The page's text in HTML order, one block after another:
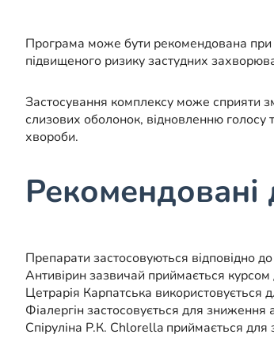
Програма може бути рекомендована при
підвищеного ризику застудних
Застосування комплексу може сприяти
слизових оболонок, відновленню голосу
хвороби.
Рекомендовані
Препарати застосовуються відповідно
Антивірин зазвичай приймається курсом
Цетрарія Карпатська
Фіалергін застосовується для зниження
Спіруліна Р.К. Chlorella приймається для